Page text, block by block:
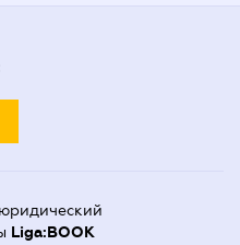
Liga:BOOK